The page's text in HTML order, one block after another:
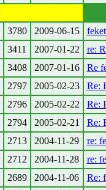
3780 2009-06-15
3411 2007-01-22
re:
3408 2007-01-16
Re
2797 2005-02-23
Re:
2796 2005-02-22
Re:
2794 2005-02-21
Re:
2713 2004-11-29
re:
2712 2004-11-28
re:
2689 2004-11-06
Re: